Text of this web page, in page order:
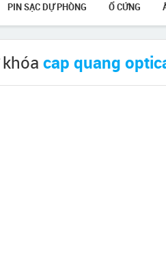
PIN SẠC DỰ PHÒNG Ổ CỨNG
cap quang